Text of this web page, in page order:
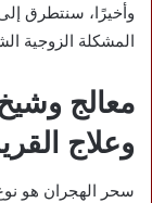
وأخيرًا، سنتطرق
المشكلة الزوجية
معالج
وعلاج
سحر الهجران هو